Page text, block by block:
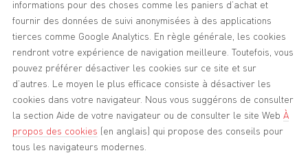
informations pour des choses comme les paniers d’achat et
fournir des données de suivi anonymisées à des applications
tierces comme Google Analytics. En règle générale, les cookies
rendront votre expérience de navigation meilleure. Toutefois, vous
pouvez préférer désactiver les cookies sur ce site et sur
d’autres. Le moyen le plus efficace consiste à désactiver les
cookies dans votre navigateur. Nous vous suggérons de consulter
la section Aide de votre navigateur ou de consulter le site Web À
propos des cookies (en anglais) qui propose des conseils pour
tous les navigateurs modernes.